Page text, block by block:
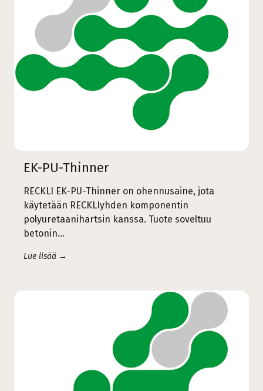
EK-PU-Thinner
RECKLI EK-PU-Thinner on ohennusaine, jota
käytetään RECKLIyhden komponentin
polyuretaanihartsin kanssa. Tuote soveltuu
betonin…
Lue lisää →